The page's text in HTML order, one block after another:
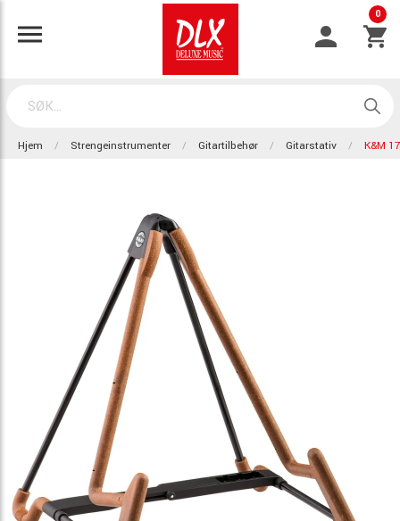
0
Hjem Strengeinstrumenter Gitartilbehør Gitarstativ K&M